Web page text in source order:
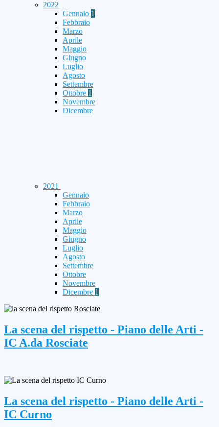
2022
Gennaio 1
Febbraio
Marzo
Aprile
Maggio
Giugno
Luglio
Agosto
Settembre
Ottobre 1
Novembre
Dicembre
2021
Gennaio
Febbraio
Marzo
Aprile
Maggio
Giugno
Luglio
Agosto
Settembre
Ottobre
Novembre
Dicembre 1
La scena del rispetto - Piano delle Arti -
IC A.da Rosciate
La scena del rispetto - Piano delle Arti -
IC Curno